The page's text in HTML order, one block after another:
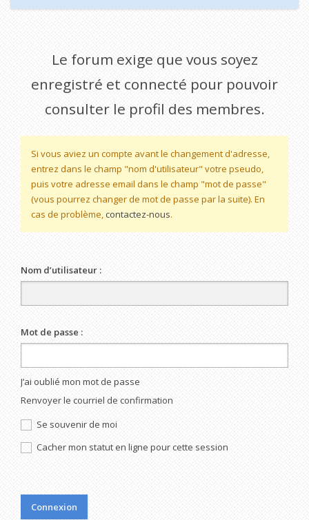
Le forum exige que vous soyez
enregistré et connecté pour pouvoir
consulter le profil des membres.
Si vous aviez un compte avant le changement d'adresse,
entrez dans le champ "nom d'utilisateur" votre pseudo,
puis votre adresse email dans le champ "mot de passe"
(vous pourrez changer de mot de passe par la suite). En
cas de problème, contactez-nous.
Nom d’utilisateur :
Mot de passe :
J’ai oublié mon mot de passe
Renvoyer le courriel de confirmation
Se souvenir de moi
Cacher mon statut en ligne pour cette session